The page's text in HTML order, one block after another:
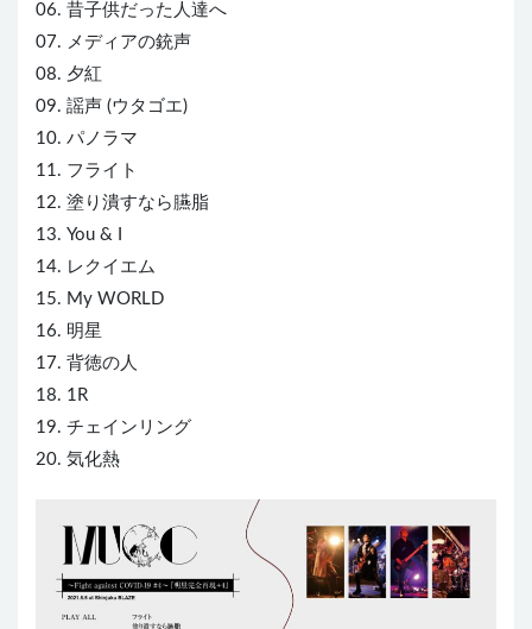
06. 昔子供だった人達へ
07. メディアの銃声
08. 夕紅
09. 謡声 (ウタゴエ)
10. パノラマ
11. フライト
12. 塗り潰すなら臙脂
13. You & I
14. レクイエム
15. My WORLD
16. 明星
17. 背徳の人
18. 1R
19. チェインリング
20. 気化熱